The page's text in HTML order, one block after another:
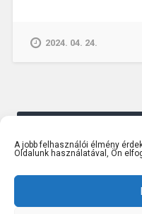
A jobb felhasználói élmény
Oldalunk használatával, Ön
oldala?
Petra
2024. 04. 24.
Bejegyzés